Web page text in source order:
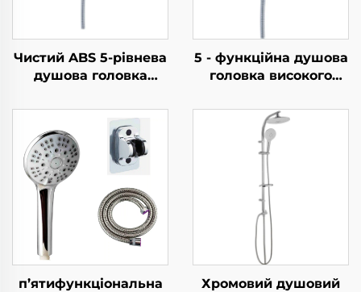
Чистий ABS 5-рівнева
душова головка
електрохромуванням,
ультратовста,
довговічна
силиконова
антизабивна розсипь
для легкого
прибирання
5 - функційна душова
головка високого
дизайн, 1.5М
металева гвинтка,
легкое очищення,
бездрилева
самоклейна
підставка
п’ятифункціональна
Хромовий душовий